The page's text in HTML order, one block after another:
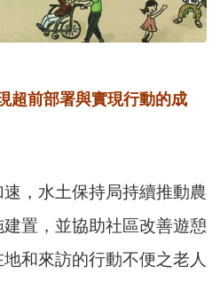
超前部署與實現行動的成
，水土保持局持續推動農
置，並協助社區改善遊憩
和來訪的行動不便之老人